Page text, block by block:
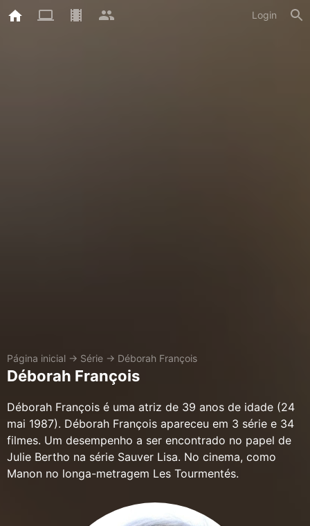
Login
Página inicial → Série → Déborah François
Déborah François
Déborah François é uma atriz de 39 anos de idade (24
mai 1987). Déborah François apareceu em 3 série e 34
filmes. Um desempenho a ser encontrado no papel de
Julie Bertho na série Sauver Lisa. No cinema, como
Manon no longa-metragem Les Tourmentés.